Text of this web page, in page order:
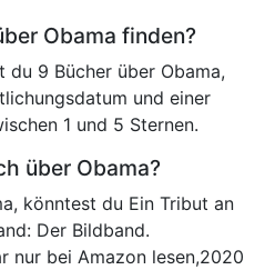
Obama finden?
du 9 Bücher über Obama,
und einer
1 und 5 Sternen.
über Obama?
könntest du Ein Tribut an
Der Bildband.
nur bei Amazon lesen,2020